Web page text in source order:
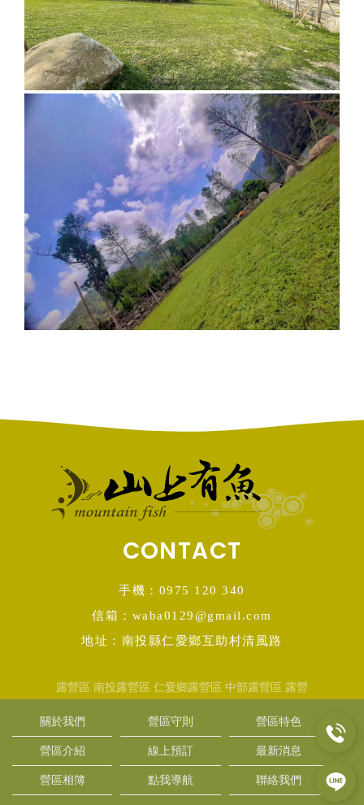
CONTACT
手機：0975 120 340
信箱：waba0129@gmail.com
地址：南投縣仁愛鄉互助村清風路
露營區 南投露營區 仁愛鄉露營區 中部露營區 露營
關於我們 營區守則 營區特色
營區介紹 線上預訂 最新消息
營區相簿 點我導航 聯絡我們